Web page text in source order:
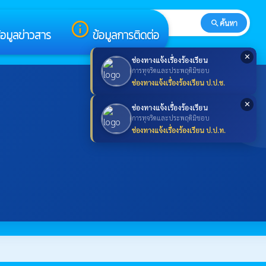
✕
ช่องทางแจ้งเรื่องร้องเรียน
การทุจริตและประพฤติมิชอบ
ช่องทางแจ้งเรื่องร้องเรียน ป.ป.ช.
✕
ช่องทางแจ้งเรื่องร้องเรียน
การทุจริตและประพฤติมิชอบ
ช่องทางแจ้งเรื่องร้องเรียน ป.ป.ท.
มูลข่าวสาร info_outline ข้อมูลการติดต่อ
search search ค้นหา